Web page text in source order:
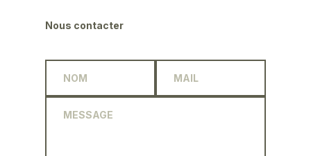
Nous contacter